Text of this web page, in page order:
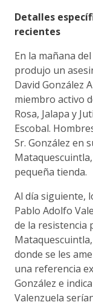
Detalles
recientes
En la mañana
produjo un
David González
miembro activo
Rosa, Jalapa y
Escobal.
Sr. González en
pequeña tienda.
Al día siguiente,
Pablo Adolfo
de la resistencia
donde se les
una referencia
González e
Valenzuela